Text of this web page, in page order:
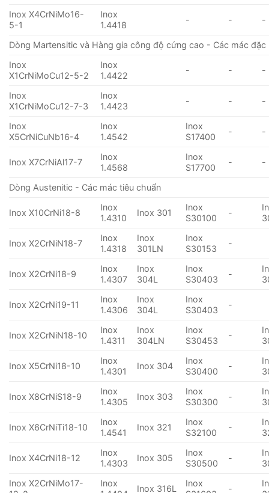
Inox X4CrNiMo16-
5-1
Inox
1.4418
- - -
Dòng Martensitic và Hàng gia công độ cứng cao - Các mác đặc
Inox
X1CrNiMoCu12-5-2
Inox
1.4422
- - -
Inox
X1CrNiMoCu12-7-3
Inox
1.4423
- - -
Inox
X5CrNiCuNb16-4
Inox
1.4542
Inox
S17400
- -
Inox X7CrNiAl17-7
Inox
1.4568
Inox
S17700
- -
Dòng Austenitic - Các mác tiêu chuẩn
Inox X10CrNi18-8
Inox
1.4310
Inox 301
Inox
S30100
-
Inox X2CrNiN18-7
Inox
1.4318
Inox
301LN
Inox
S30153
-
Inox X2CrNi18-9
Inox
1.4307
Inox
304L
Inox
S30403
-
Inox X2CrNi19-11
Inox
1.4306
Inox
304L
Inox
S30403
-
Inox X2CrNiN18-10
Inox
1.4311
Inox
304LN
Inox
S30453
-
Inox X5CrNi18-10
Inox
1.4301
Inox 304
Inox
S30400
-
Inox X8CrNiS18-9
Inox
1.4305
Inox 303
Inox
S30300
-
Inox X6CrNiTi18-10
Inox
1.4541
Inox 321
Inox
S32100
-
Inox X4CrNi18-12
Inox
1.4303
Inox 305
Inox
S30500
-
Inox X2CrNiMo17-
Inox
Inox 316L
Inox
-